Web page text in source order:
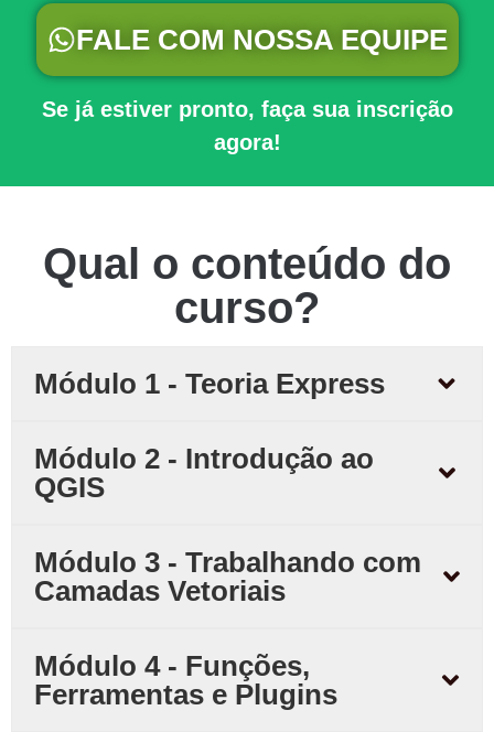
FALE COM NOSSA EQUIPE
Se já estiver pronto, faça sua inscrição
agora!
Qual o conteúdo do
curso?
Módulo 1 - Teoria Express
Módulo 2 - Introdução ao
QGIS
Módulo 3 - Trabalhando com
Camadas Vetoriais
Módulo 4 - Funções,
Ferramentas e Plugins